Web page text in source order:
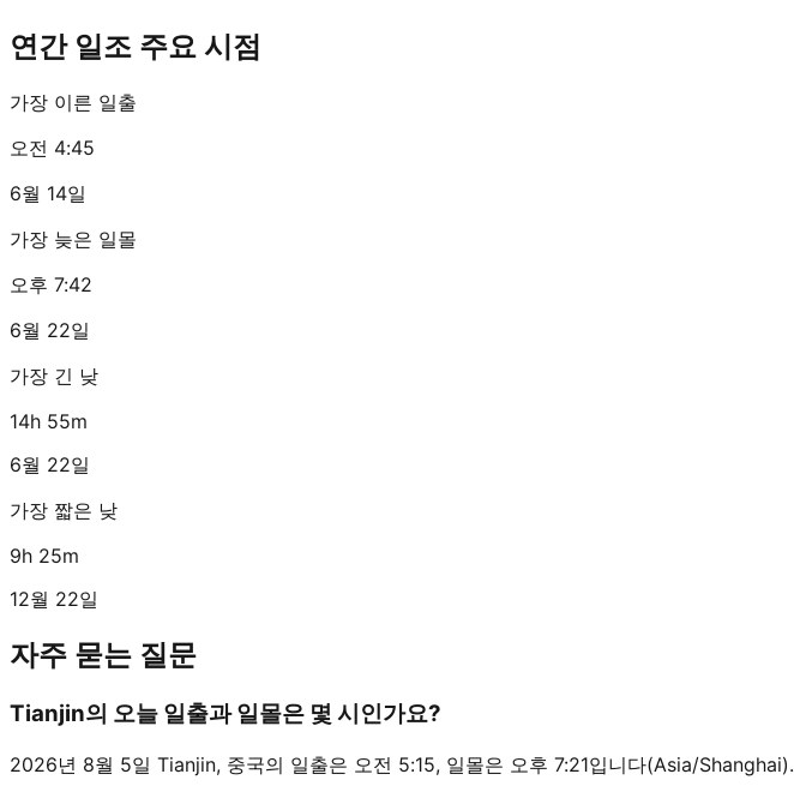
연간 일조 주요 시점
가장 이른 일출
오전 4:45
6월 14일
가장 늦은 일몰
오후 7:42
6월 22일
가장 긴 낮
14h 55m
6월 22일
가장 짧은 낮
9h 25m
12월 22일
자주 묻는 질문
Tianjin의 오늘 일출과 일몰은 몇 시인가요?
2026년 8월 5일 Tianjin, 중국의 일출은 오전 5:15, 일몰은 오후 7:21입니다(Asia/Shanghai).